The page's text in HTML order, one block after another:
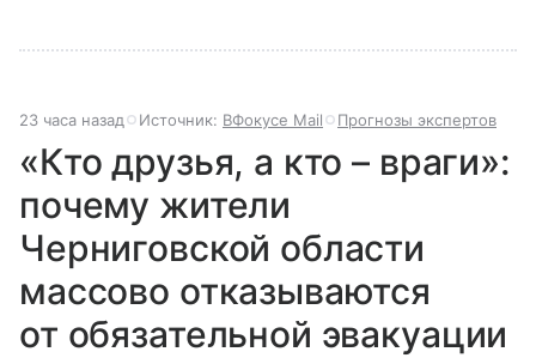
23 часа назад Источник: ВФокусе Mail Прогнозы экспертов
«Кто друзья, а кто – враги»:
почему жители
Черниговской области
массово отказываются
от обязательной эвакуации